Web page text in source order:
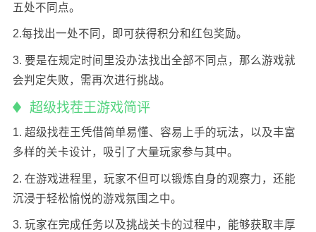
五处不同点。
2.每找出一处不同，即可获得积分和红包奖励。
3. 要是在规定时间里没办法找出全部不同点，那么游戏就
会判定失败，需再次进行挑战。
超级找茬王游戏简评
1. 超级找茬王凭借简单易懂、容易上手的玩法，以及丰富
多样的关卡设计，吸引了大量玩家参与其中。
2. 在游戏进程里，玩家不但可以锻炼自身的观察力，还能
沉浸于轻松愉悦的游戏氛围之中。
3. 玩家在完成任务以及挑战关卡的过程中，能够获取丰厚